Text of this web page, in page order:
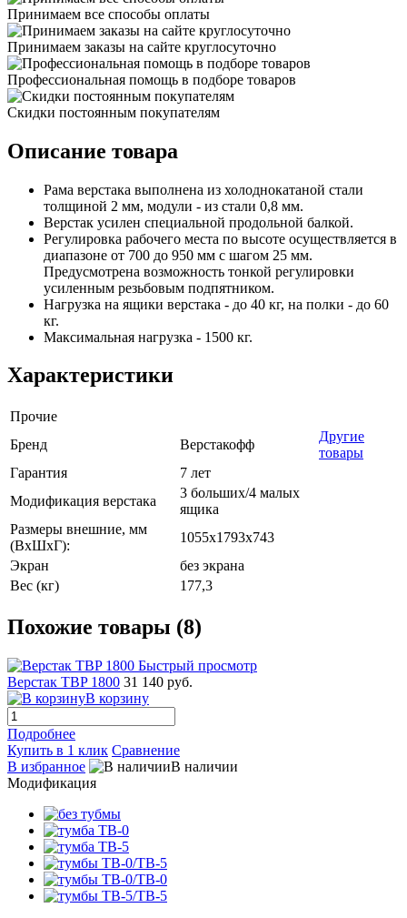
Принимаем все способы оплаты
Принимаем заказы на сайте круглосуточно
Профессиональная помощь в подборе товаров
Скидки постоянным покупателям
Описание товара
Рама верстака выполнена из холоднокатаной стали
толщиной 2 мм, модули - из стали 0,8 мм.
Верстак усилен специальной продольной балкой.
Регулировка рабочего места по высоте осуществляется в
диапазоне от 700 до 950 мм с шагом 25 мм.
Предусмотрена возможность тонкой регулировки
усиленным резьбовым подпятником.
Нагрузка на ящики верстака - до 40 кг, на полки - до 60
кг.
Максимальная нагрузка - 1500 кг.
Характеристики
Прочие
Бренд
Верстакофф
Другие
товары
Гарантия
7 лет
Модификация верстака
3 больших/4 малых
ящика
Размеры внешние, мм
(ВхШхГ):
1055x1793x743
Экран
без экрана
Вес (кг)
177,3
Похожие товары (8)
Быстрый просмотр
Верстак TBP 1800 31 140 руб.
В корзину
Подробнее
Купить в 1 клик Сравнение
В избранное
В наличии
Модификация